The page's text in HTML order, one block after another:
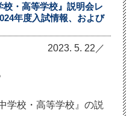
校・高等学校』説明会レ
年度入試情報、および
2023. 5. 22／
学校・高等学校』の説